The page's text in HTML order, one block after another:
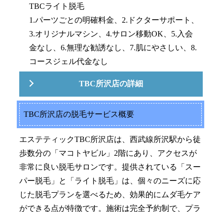
TBCライト脱毛
1.パーツごとの明確料金、2.ドクターサポート、
3.オリジナルマシン、4.サロン移動OK、5.入会
金なし、6.無理な勧誘なし、7.肌にやさしい、8.
コースジェル代金なし
TBC所沢店の詳細
TBC所沢店の脱毛サービス概要
エステティックTBC所沢店は、西武線所沢駅から徒
歩数分の「マコトヤビル」2階にあり、アクセスが
非常に良い脱毛サロンです。提供されている「スー
パー脱毛」と「ライト脱毛」は、個々のニーズに応
じた脱毛プランを選べるため、効果的にムダ毛ケア
ができる点が特徴です。施術は完全予約制で、プラ